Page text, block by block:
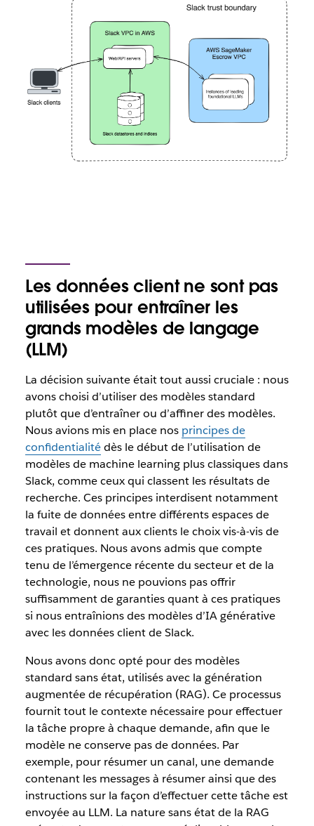
Les données client ne sont pas
utilisées pour entraîner les
grands modèles de langage
(LLM)
La décision suivante était tout aussi cruciale : nous
avons choisi d’utiliser des modèles standard
plutôt que d’entraîner ou d’affiner des modèles.
Nous avions mis en place nos principes de
confidentialitédès le début de l’utilisation de
modèles de machine learning plus classiques dans
Slack, comme ceux qui classent les résultats de
recherche. Ces principes interdisent notamment
la fuite de données entre différents espaces de
travail et donnent aux clients le choix vis-à-vis de
ces pratiques. Nous avons admis que compte
tenu de l’émergence récente du secteur et de la
technologie, nous ne pouvions pas offrir
suffisamment de garanties quant à ces pratiques
si nous entraînions des modèles d’IA générative
avec les données client de Slack.
Nous avons donc opté pour des modèles
standard sans état, utilisés avec la génération
augmentée de récupération (RAG). Ce processus
fournit tout le contexte nécessaire pour effectuer
la tâche propre à chaque demande, afin que le
modèle ne conserve pas de données. Par
exemple, pour résumer un canal, une demande
contenant les messages à résumer ainsi que des
instructions sur la façon d’effectuer cette tâche est
envoyée au LLM. La nature sans état de la RAG